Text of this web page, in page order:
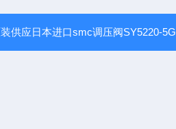
供应日本进口smc调压阀SY5220-5GD-01规格